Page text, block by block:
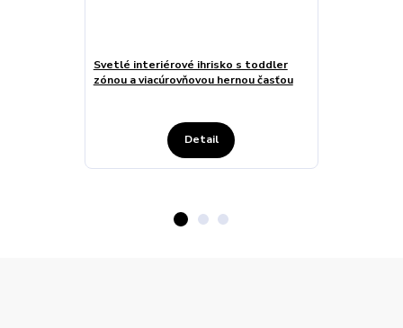
Svetlé interiérové ihrisko s toddler
zónou a viacúrovňovou hernou časťou
Detail